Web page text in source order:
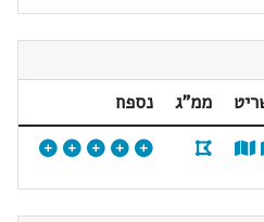
ממ"ג
נספח